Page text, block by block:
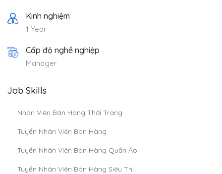
Kinh nghiệm
1 Year
Cấp độ nghề nghiệp
Manager
Job Skills
Nhân Viên Bán Hàng Thời Trang
Tuyển Nhân Viên Bán Hàng
Tuyển Nhân Viên Bán Hàng Quần Áo
Tuyển Nhân Viên Bán Hàng Siêu Thị